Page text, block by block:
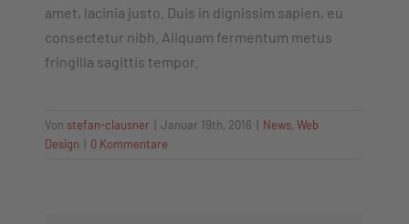
amet, lacinia justo. Duis in dignissim sapien, eu
consectetur nibh. Aliquam fermentum metus
fringilla sagittis tempor.
Von stefan-clausner Januar 19th, 2016 News,Web
Design
0 Kommentare